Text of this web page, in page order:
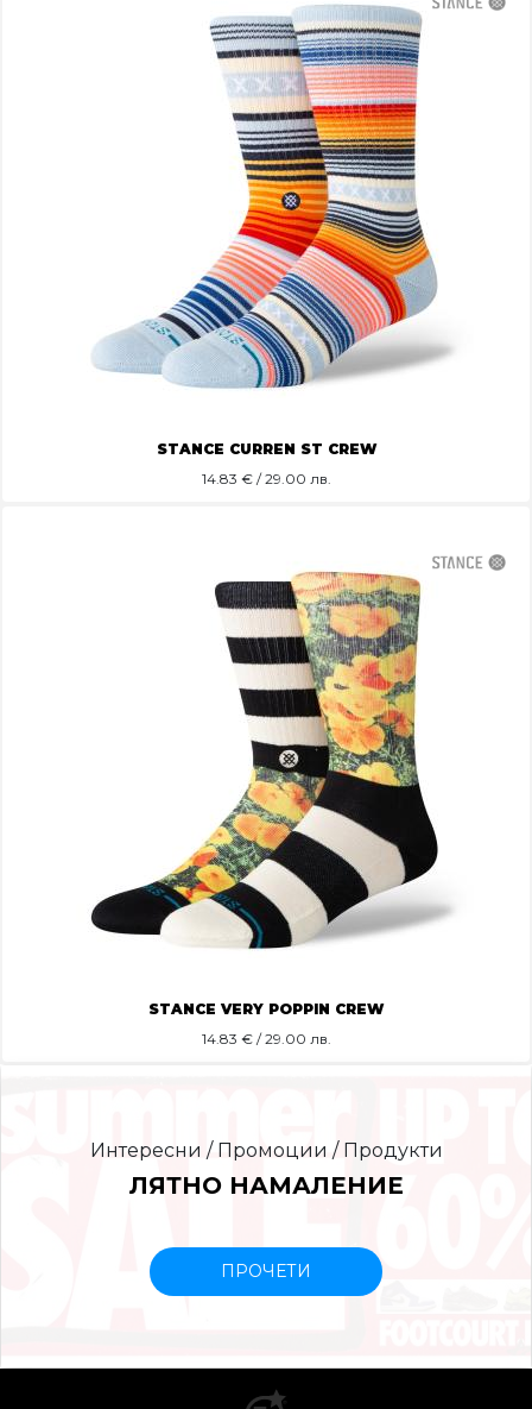
STANCE CURREN ST CREW
14.83 € / 29.00 лв.
STANCE VERY POPPIN CREW
14.83 € / 29.00 лв.
Интересни / Промоции / Продукти
ЛЯТНО НАМАЛЕНИЕ
ПРОЧЕТИ